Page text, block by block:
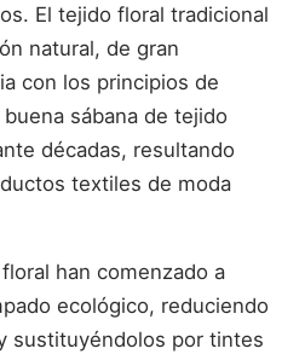
El tejido floral tradicional
natural, de gran
con los principios de
sábana de tejido
décadas, resultando
textiles de moda
han comenzado a
ecológico, reduciendo
sustituyéndolos por tintes